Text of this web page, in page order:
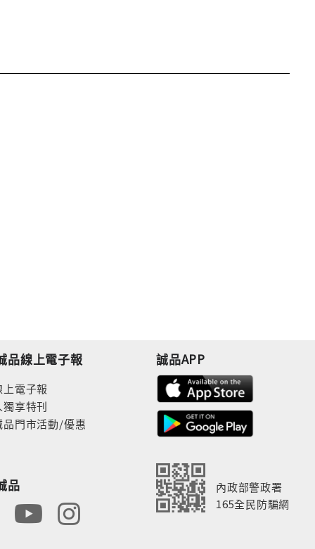
品線上電子報
電子報
享特刊
品門市活動/優惠
品
誠品APP
內政部警政署
165全民防騙網